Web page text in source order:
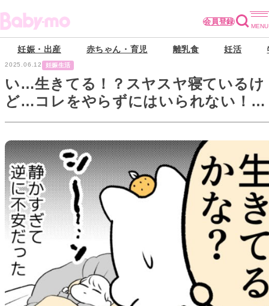
会員登録
妊娠・出産 赤ちゃん・育児 離乳食 妊活
2025.06.12 妊娠生活
い…生きてる！？スヤスヤ寝ているけ
ど…コレをやらずにはいられない！！
【ポンコツぽんかん育児録#16】